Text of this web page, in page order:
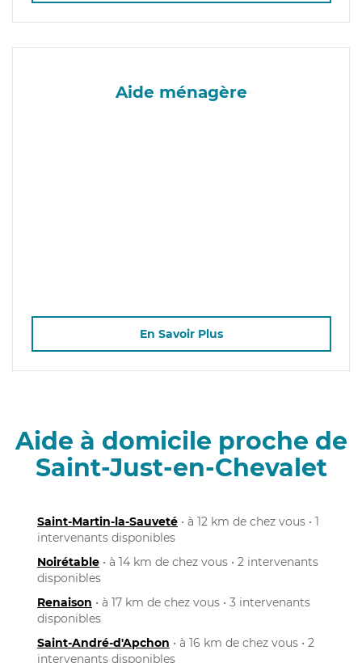
Aide ménagère
En Savoir Plus
Aide à domicile proche de
Saint-Just-en-Chevalet
Saint-Martin-la-Sauveté • à 12 km de chez vous • 1
intervenants disponibles
Noirétable • à 14 km de chez vous • 2 intervenants
disponibles
Renaison • à 17 km de chez vous • 3 intervenants
disponibles
Saint-André-d'Apchon • à 16 km de chez vous • 2
intervenants disponibles